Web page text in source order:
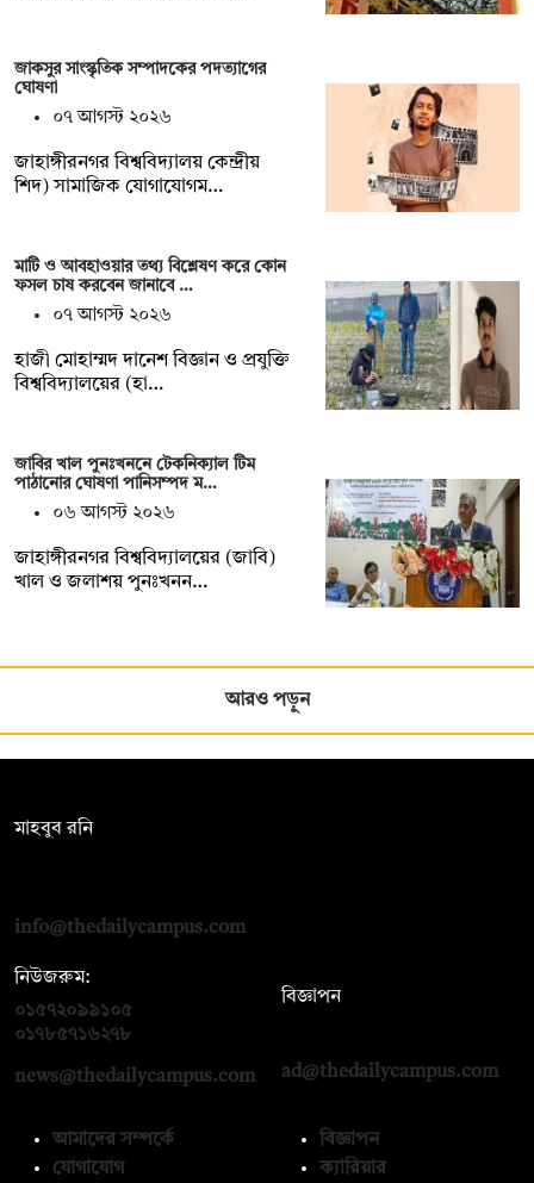
জাকসুর সাংস্কৃতিক সম্পাদকের পদত্যাগের
ঘোষণা
০৭ আগস্ট ২০২৬
‎জাহাঙ্গীরনগর বিশ্ববিদ্যালয় কেন্দ্রীয়
শিদ) সামাজিক যোগাযোগম…
মাটি ও আবহাওয়ার তথ্য বিশ্লেষণ করে কোন
ফসল চাষ করবেন জানাবে …
০৭ আগস্ট ২০২৬
হাজী মোহাম্মদ দানেশ বিজ্ঞান ও প্রযুক্তি
বিশ্ববিদ্যালয়ের (হা…
জাবির খাল পুনঃখননে টেকনিক্যাল টিম
পাঠানোর ঘোষণা পানিসম্পদ ম…
০৬ আগস্ট ২০২৬
‎‎জাহাঙ্গীরনগর বিশ্ববিদ্যালয়ের (জাবি)
খাল ও জলাশয় পুনঃখনন…
আরও পড়ুন
মাহবুব রনি
info@thedailycampus.com
নিউজরুম:
০১৫৭২০৯৯১০৫
০১৭৮৫৭১৬২৭৮
news@thedailycampus.com
বিজ্ঞাপন
ad@thedailycampus.com
আমাদের সম্পর্কে
যোগাযোগ
বিজ্ঞাপন
ক্যারিয়ার